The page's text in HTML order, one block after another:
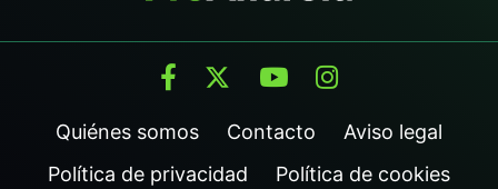
Quiénes somos Contacto
Aviso legal
Política de privacidad
Política de cookies